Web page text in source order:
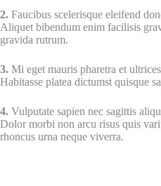
2. Faucibus scelerisque eleifend
Aliquet bibendum enim facilisis
gravida rutrum.
3. Mi eget mauris pharetra et
Habitasse platea dictumst quisque
4. Vulputate sapien nec sagittis
Dolor morbi non arcu risus quis
rhoncus urna neque viverra.